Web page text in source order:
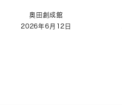
奥田創成館
2026年6月12日